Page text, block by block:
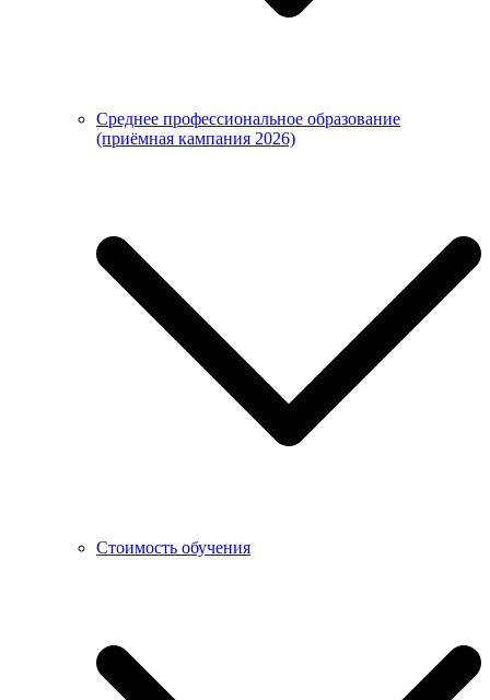
Среднее профессиональное образование
(приёмная кампания 2026)
Стоимость обучения